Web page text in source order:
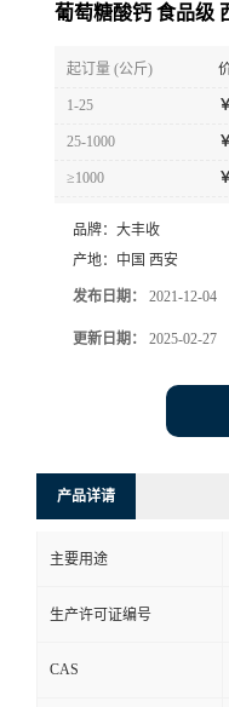
葡萄糖酸钙 食品级
起订量 (公斤)
1-25
25-1000
≥1000
品牌： 大丰收
产地： 中国 西安
发布日期： 2021-12-04
更新日期： 2025-02-27
产品详请
主要用途
生产许可证编号
CAS